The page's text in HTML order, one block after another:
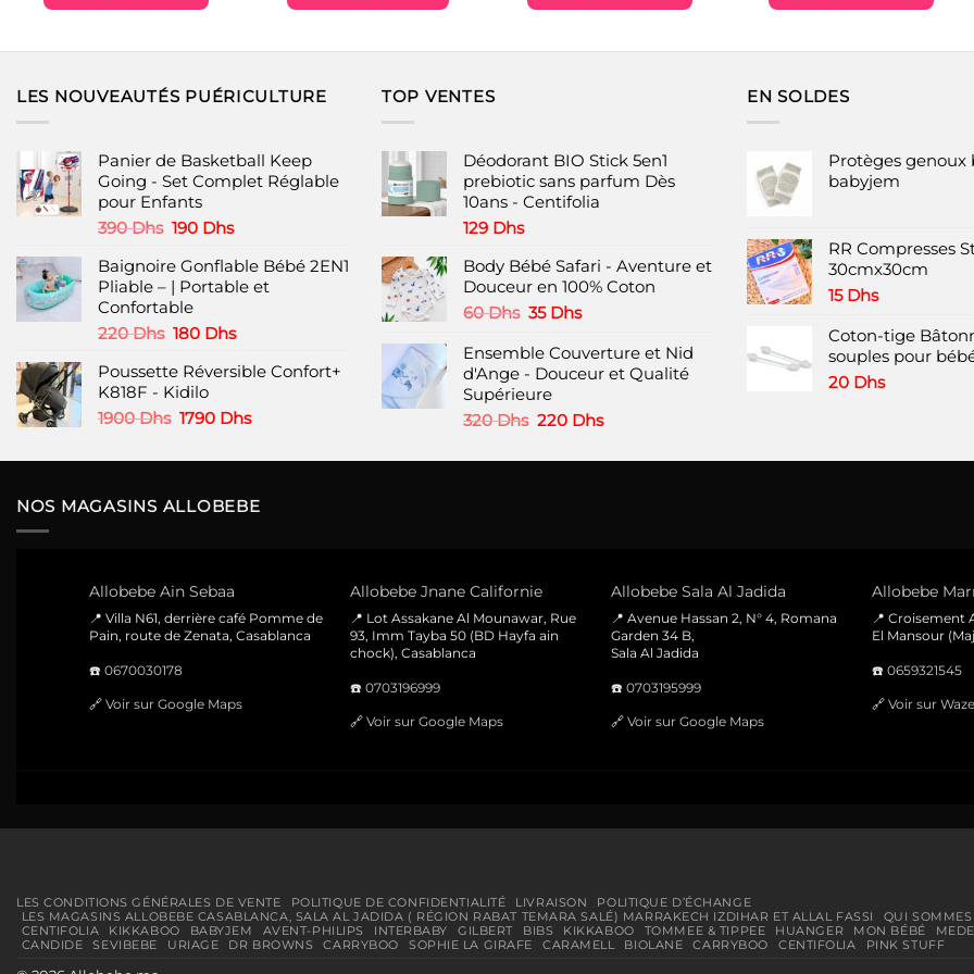
plusieurs
options
peuvent
être
page
du
LES NOUVEAUTÉS PUÉRICULTURE
Panier de Basketball Keep
Going - Set Complet Réglable
pour Enfants
390Dhs Le
initial
était :
390 Dhs.
190 DhsLe
actuel
est :
Baignoire Gonflable Bébé 2EN1
Pliable – | Portable et
Confortable
220Dhs Le
initial
était :
220 Dhs.
180 DhsLe
actuel
180 Dhs.
Poussette Réversible Confort+
K818F - Kidilo
1900Dhs Le
initial
1900 Dhs.
1790 DhsLe
actuel
1790 Dhs.
TOP VENTES
Déodorant BIO Stick 5en1
prebiotic sans parfum Dès
10ans - Centifolia
129 Dhs
Body Bébé Safari - Aventure et
Douceur en 100% Coton
60Dhs Le
initial
était :
60 Dhs.
35 DhsLe
actuel
est :
Ensemble Couverture et Nid
d'Ange - Douceur et Qualité
Supérieure
320Dhs Le
initial
220 DhsLe
actuel
EN SOLDES
Protèges genoux
babyjem
RR Compresses
30cmx30cm
15 Dhs
Coton-tige
souples pour
20 Dhs
NOS MAGASINS ALLOBEBE
Allobebe Ain Sebaa
📍 Villa N61, derrière café Pomme de
Pain, route de Zenata, Casablanca
☎️ 0670030178
🔗 Voir sur Google Maps
Allobebe Jnane Californie
📍 Lot Assakane Al Mounawar, Rue
93, Imm Tayba 50 (BD Hayfa ain
chock), Casablanca
☎️ 0703196999
🔗 Voir sur Google Maps
Allobebe Sala Al Jadida
📍 Avenue Hassan 2, N° 4, Romana
Garden 34 B,
Sala Al Jadida
☎️ 0703195999
🔗 Voir sur Google Maps
Allobebe
📍 Croisement
El Mansour
☎️ 0659321545
🔗 Voir sur Waze
LES CONDITIONS GÉNÉRALES DE VENTE POLITIQUE DE CONFIDENTIALITÉ LIVRAISON
POLITIQUE D’ÉCHANGE
LES MAGASINS ALLOBEBE CASABLANCA, SALA AL JADIDA ( RÉGION RABAT TEMARA SALÉ) MARRAKECH IZDIHAR ET ALLAL FASSI
QUI
CENTIFOLIA
KIKKABOO BABYJEM AVENT-PHILIPS INTERBABY GILBERT BIBS KIKKABOO TOMMEE & TIPPEE HUANGER MON BÉBÉ
CANDIDE
SEVIBEBE URIAGE DR BROWNS CARRYBOO SOPHIE LA GIRAFE CARAMELL BIOLANE CARRYBOO CENTIFOLIA PINK STUFF